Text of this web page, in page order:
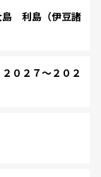
利島（伊豆諸
０２７～２０２